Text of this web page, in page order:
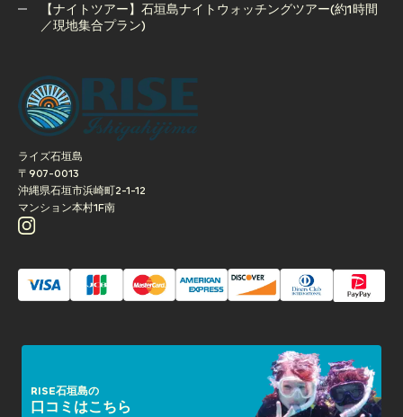
【ナイトツアー】石垣島ナイトウォッチングツアー(約1時間
／現地集合プラン)
／現地集合プラン)
ライズ石垣島
〒907-0013
沖縄県石垣市浜崎町2-1-12
マンション本村1F南
RISE石垣島の
口コミはこちら